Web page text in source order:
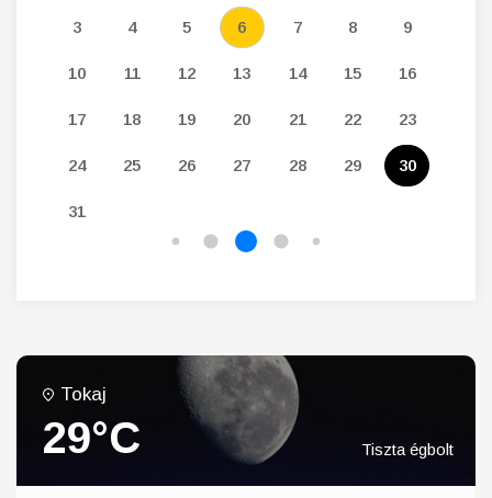
3 4 5 6 7 8 9
10 11 12 13 14 15 16
17 18 19 20 21 22 23
24 25 26 27 28 29 30
31
Tokaj
29°C Tiszta égbolt